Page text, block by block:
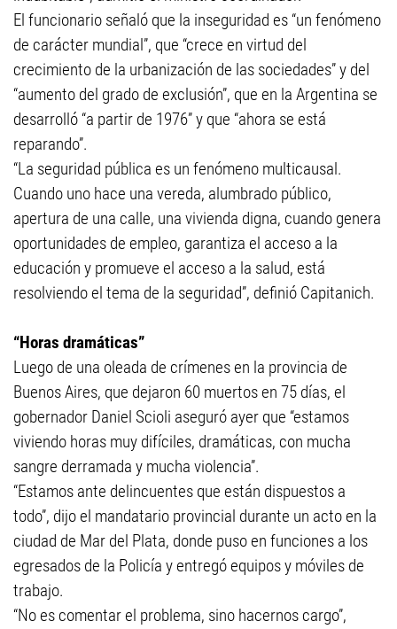
El funcionario señaló que la inseguridad es “un fenómeno
de carácter mundial”, que “crece en virtud del
crecimiento de la urbanización de las sociedades” y del
“aumento del grado de exclusión”, que en la Argentina se
desarrolló “a partir de 1976” y que “ahora se está
reparando”.
“La seguridad pública es un fenómeno multicausal.
Cuando uno hace una vereda, alumbrado público,
apertura de una calle, una vivienda digna, cuando genera
oportunidades de empleo, garantiza el acceso a la
educación y promueve el acceso a la salud, está
resolviendo el tema de la seguridad”, definió Capitanich.
“Horas dramáticas”
Luego de una oleada de crímenes en la provincia de
Buenos Aires, que dejaron 60 muertos en 75 días, el
gobernador Daniel Scioli aseguró ayer que “estamos
viviendo horas muy difíciles, dramáticas, con mucha
sangre derramada y mucha violencia”.
“Estamos ante delincuentes que están dispuestos a
todo”, dijo el mandatario provincial durante un acto en la
ciudad de Mar del Plata, donde puso en funciones a los
egresados de la Policía y entregó equipos y móviles de
trabajo.
“No es comentar el problema, sino hacernos cargo”,